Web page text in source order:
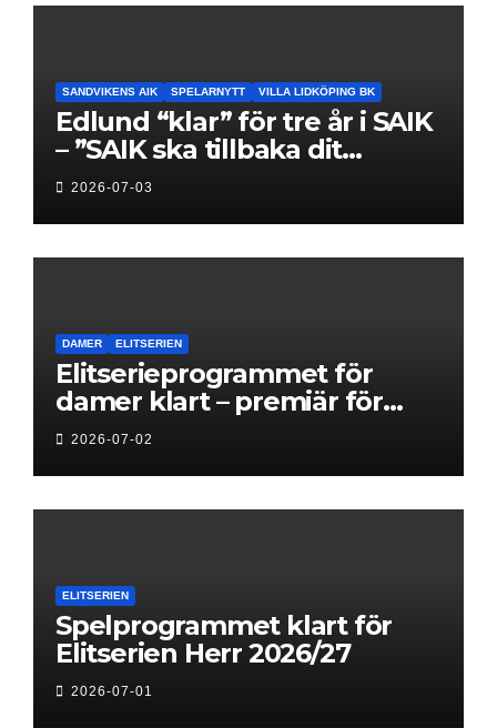
SANDVIKENS AIK SPELARNYTT VILLA LIDKÖPING BK
Edlund “klar” för tre år i SAIK
– ”SAIK ska tillbaka dit
klubben hör hemma”
2026-07-03
DAMER ELITSERIEN
Elitserieprogrammet för
damer klart – premiär för
Next Level
2026-07-02
ELITSERIEN
Spelprogrammet klart för
Elitserien Herr 2026/27
2026-07-01